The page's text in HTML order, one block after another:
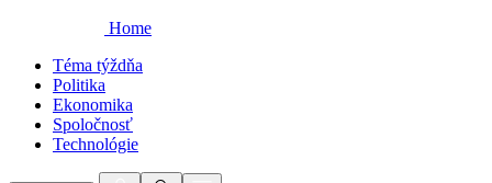
Home
Téma týždňa
Politika
Ekonomika
Spoločnosť
Technológie